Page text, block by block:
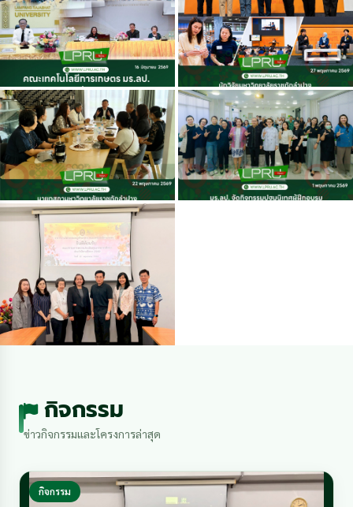
กิจกรรม
ข่าวกิจกรรมและโครงการล่าสุด
กิจกรรม